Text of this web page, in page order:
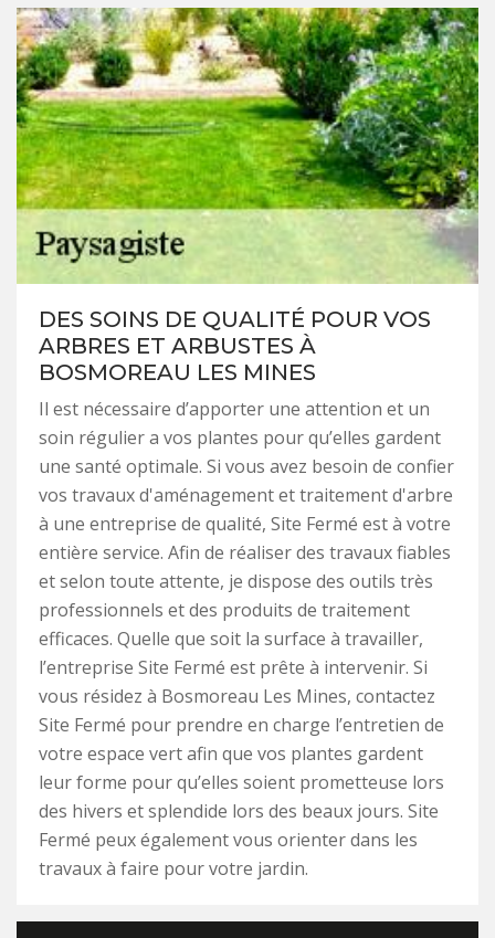
DES SOINS DE QUALITÉ POUR VOS
ARBRES ET ARBUSTES À
BOSMOREAU LES MINES
Il est nécessaire d’apporter une attention et un
soin régulier a vos plantes pour qu’elles gardent
une santé optimale. Si vous avez besoin de confier
vos travaux d'aménagement et traitement d'arbre
à une entreprise de qualité, Site Fermé est à votre
entière service. Afin de réaliser des travaux fiables
et selon toute attente, je dispose des outils très
professionnels et des produits de traitement
efficaces. Quelle que soit la surface à travailler,
l’entreprise Site Fermé est prête à intervenir. Si
vous résidez à Bosmoreau Les Mines, contactez
Site Fermé pour prendre en charge l’entretien de
votre espace vert afin que vos plantes gardent
leur forme pour qu’elles soient prometteuse lors
des hivers et splendide lors des beaux jours. Site
Fermé peux également vous orienter dans les
travaux à faire pour votre jardin.